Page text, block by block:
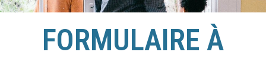
FORMULAIRE À